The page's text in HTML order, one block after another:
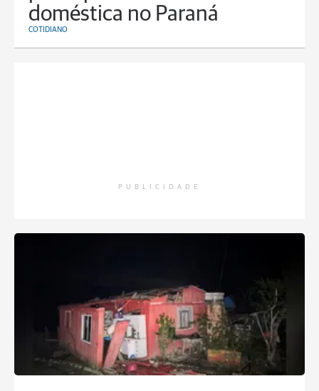
doméstica no Paraná
COTIDIANO
PUBLICIDADE